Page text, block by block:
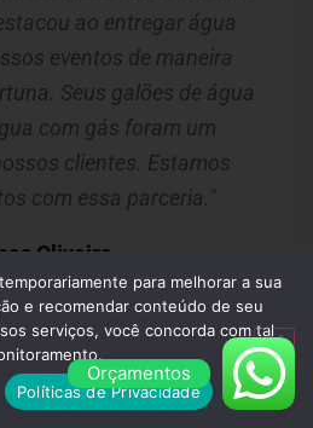
ao entregar água
eventos de maneira
Seus galões de água
com gás foram um
clientes. Estamos
com essa parceria."
Oliveira
SP
Orçamentos
para melhorar a sua
e recomendar conteúdo de seu
serviços, você concorda com tal
Políticas de Privacidade